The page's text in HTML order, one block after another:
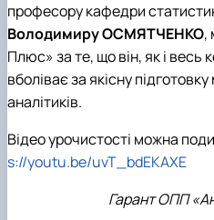
професору кафедри
Володимиру ОСМЯТЧЕНКО,
Плюс» за те, що він, як і весь
вболіває за якісну
аналітиків.
Відео урочистості можна
s://youtu.be/uvT_bdEKAXE
Гарант ОПП